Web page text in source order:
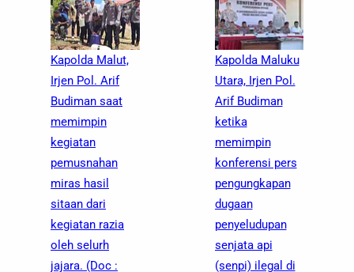
Kapolda Malut,
Irjen Pol. Arif
Budiman saat
memimpin
kegiatan
pemusnahan
miras hasil
sitaan dari
kegiatan razia
oleh selurh
jajara. (Doc :
Kapolda Maluku
Utara, Irjen Pol.
Arif Budiman
ketika
memimpin
konferensi pers
pengungkapan
dugaan
penyeludupan
senjata api
(senpi) ilegal di